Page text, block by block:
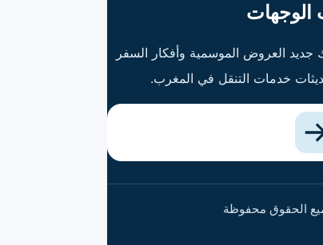
الوجهات
جديد العروض الموسمية وأفكار السفر
خدمات التنقل في المغرب.